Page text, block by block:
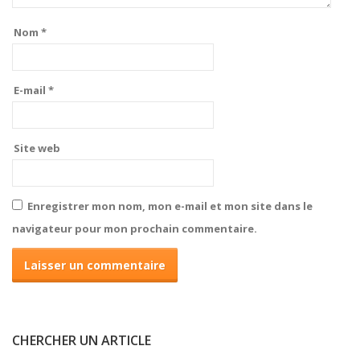
Nom *
E-mail *
Site web
Enregistrer mon nom, mon e-mail et mon site dans le
navigateur pour mon prochain commentaire.
CHERCHER UN ARTICLE